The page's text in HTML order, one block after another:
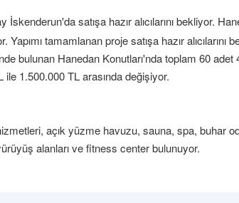
İskenderun'da satışa hazır alıcılarını bekliyor.
tamamlanan proje satışa hazır alıcılarını
bulunan Hanedan Konutları'nda toplam 60
ile 1.500.000 TL arasında değişiyor.
açık yüzme havuzu, sauna, spa, buhar
alanları ve fitness center bulunuyor.